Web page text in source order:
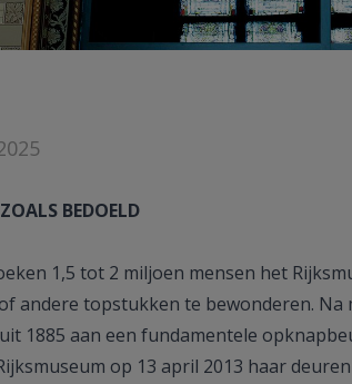
BEDOELD
1,5 tot 2 miljoen mensen het
andere topstukken te bewonderen.
1885 aan een fundamentele
op 13 april 2013 haar